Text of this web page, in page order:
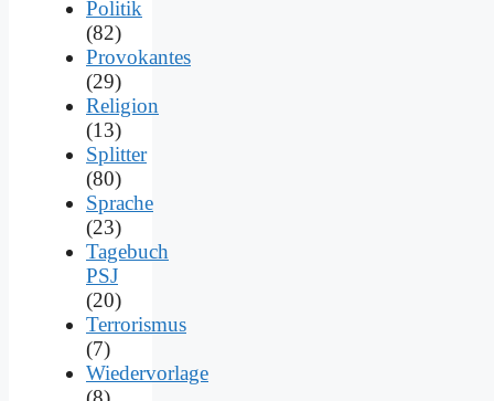
Politik
(82)
Provokantes
(29)
Religion
(13)
Splitter
(80)
Sprache
(23)
Tagebuch
PSJ
(20)
Terrorismus
(7)
Wiedervorlage